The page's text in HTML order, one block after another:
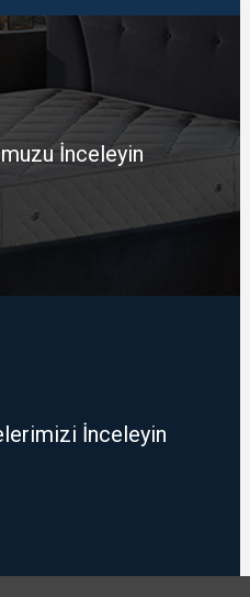
İnceleyin
İnceleyin